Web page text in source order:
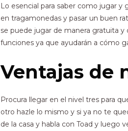
Lo esencial para saber como jugar
en tragamonedas y pasar un buen
se puede jugar de manera gratuita
funciones ya que ayudarán a cómo
Ventajas de
Procura llegar en el nivel tres para
otro hazle lo mismo y si ya no te
de la casa y habla con Toad y luego